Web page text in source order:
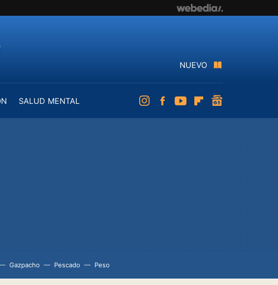
NUEVO
SALUD MENTAL
InstagramFacebookYoutubeFlipboard
Gazpacho Pescado Peso